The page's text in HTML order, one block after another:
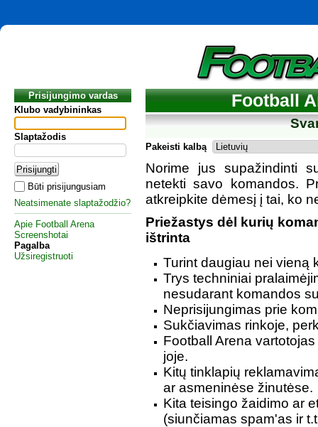
Prisijungimo vardas
Klubo vadybininkas
Slaptažodis
Būti prisijungusiam
Neatsimenate slaptažodžio?
Apie Football Arena
Screenshotai
Pagalba
Užsiregistruoti
Football
Pakeisti kalbą
Norime jus supažindinti
netekti savo komandos.
atkreipkite dėmesį į tai, ko
Priežastys dėl kurių
ištrinta
Turint daugiau nei vieną
Trys techniniai
nesudarant komandos
Neprisijungimas prie
Sukčiavimas rinkoje,
Football Arena
joje.
Kitų tinklapių
ar asmeninėse žinutėse.
Kita teisingo žaidimo ar
(siunčiamas spam'as ir